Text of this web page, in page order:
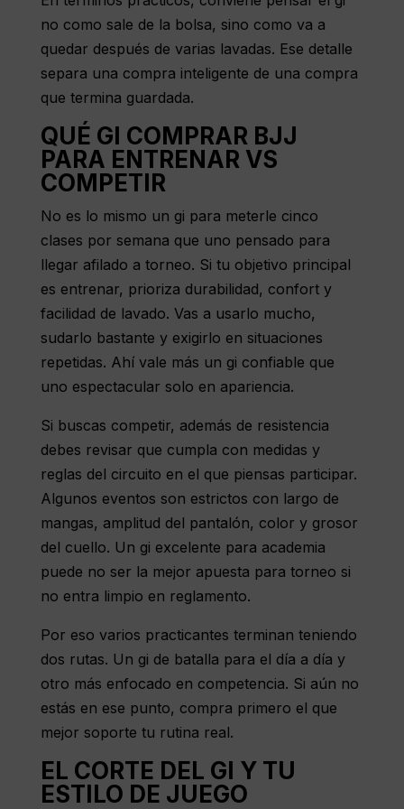
no como sale de la bolsa, sino como va a
quedar después de varias lavadas. Ese detalle
separa una compra inteligente de una compra
que termina guardada.
QUÉ GI COMPRAR BJJ
PARA ENTRENAR VS
COMPETIR
No es lo mismo un gi para meterle cinco
clases por semana que uno pensado para
llegar afilado a torneo. Si tu objetivo principal
es entrenar, prioriza durabilidad, confort y
facilidad de lavado. Vas a usarlo mucho,
sudarlo bastante y exigirlo en situaciones
repetidas. Ahí vale más un gi confiable que
uno espectacular solo en apariencia.
Si buscas competir, además de resistencia
debes revisar que cumpla con medidas y
reglas del circuito en el que piensas participar.
Algunos eventos son estrictos con largo de
mangas, amplitud del pantalón, color y grosor
del cuello. Un gi excelente para academia
puede no ser la mejor apuesta para torneo si
no entra limpio en reglamento.
Por eso varios practicantes terminan teniendo
dos rutas. Un gi de batalla para el día a día y
otro más enfocado en competencia. Si aún no
estás en ese punto, compra primero el que
mejor soporte tu rutina real.
EL CORTE DEL GI Y TU
ESTILO DE JUEGO